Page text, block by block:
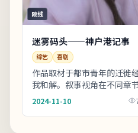
院线
迷雾码头——神户港记事
综艺 喜剧
作品取材于都市青年的迁徙
我和解。叙事视角在不同章
注以免迷路。上线之后口碑
自...
2024-11-10